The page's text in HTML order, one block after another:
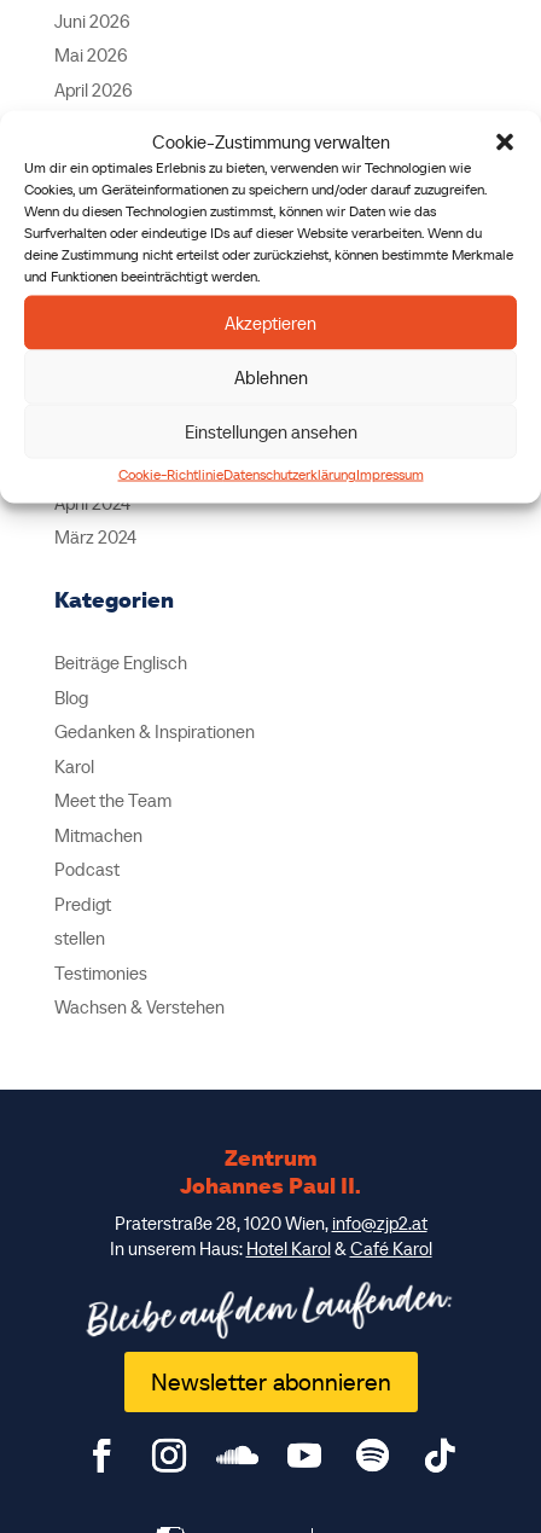
Cookie-Zustimmung verwalten
Um dir ein optimales Erlebnis zu bieten, verwenden wir Technologien wie
Cookies, um Geräteinformationen zu speichern und/oder darauf zuzugreifen.
Wenn du diesen Technologien zustimmst, können wir Daten wie das
Surfverhalten oder eindeutige IDs auf dieser Website verarbeiten. Wenn du
deine Zustimmung nicht erteilst oder zurückziehst, können bestimmte Merkmale
und Funktionen beeinträchtigt werden.
Akzeptieren
Ablehnen
Einstellungen ansehen
Cookie-RichtlinieDatenschutzerklärungImpressum
Juni 2026
Mai 2026
April 2026
Februar 2026
Januar 2026
Dezember 2025
November 2025
Oktober 2025
Mai 2024
April 2024
März 2024
Kategorien
Beiträge Englisch
Blog
Gedanken & Inspirationen
Karol
Meet the Team
Mitmachen
Podcast
Predigt
stellen
Testimonies
Wachsen & Verstehen
Zentrum
Johannes Paul II.
Praterstraße 28, 1020 Wien, info@zjp2.at
In unserem Haus: Hotel Karol&Café Karol
Bleibe auf dem Laufenden:
Newsletter abonnieren